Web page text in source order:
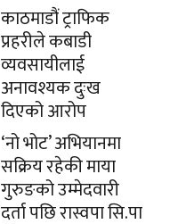
काठमाडौं ट्राफिक
प्रहरीले कबाडी
व्यवसायीलाई
अनावश्यक दुःख
दिएको आरोप
‘नो भोट’ अभियानमा
सक्रिय रहेकी माया
गुरुङको उम्मेदवारी
दर्ता पछि रास्वपा सि.पा